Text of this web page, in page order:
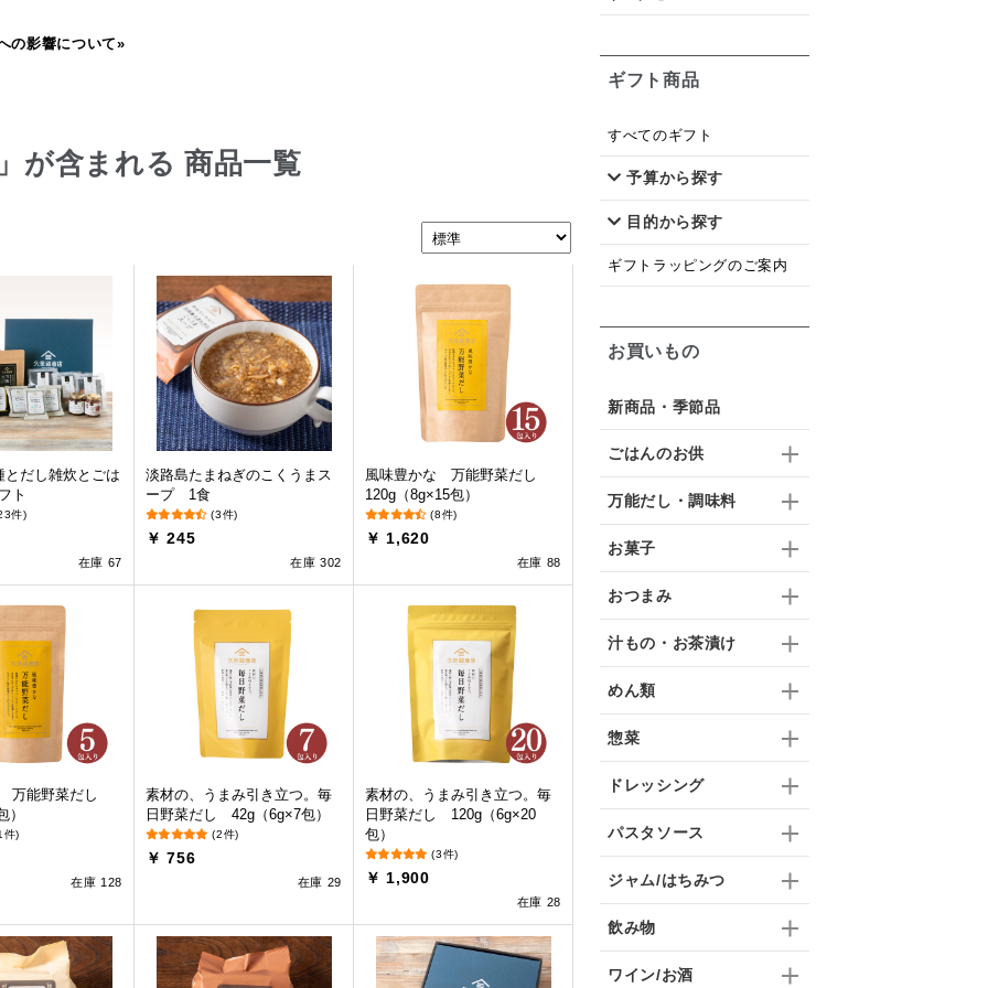
の影響について»
が含まれる 商品一覧
とだし雑炊とごは
ト
件)
在庫 67
淡路島たまねぎのこくうまス
ープ 1食
(3件)
￥ 245
在庫 302
風味豊かな 万能野菜だし
120g（8g×15包）
(8件)
￥ 1,620
在庫 88
万能野菜だし
）
)
在庫 128
素材の、うまみ引き立つ。毎
日野菜だし 42g（6g×7包）
(2件)
￥ 756
在庫 29
素材の、うまみ引き立つ。毎
日野菜だし 120g（6g×20
包）
(3件)
￥ 1,900
在庫 28
ギフト商品
すべてのギフト
予算から探す
目的から探す
ギフトラッピングのご案内
お買いもの
新商品・季節品
ごはんのお供
万能だし・調味料
お菓子
おつまみ
汁もの・お茶漬け
めん類
惣菜
ドレッシング
パスタソース
ジャム/はちみつ
飲み物
ワイン/お酒